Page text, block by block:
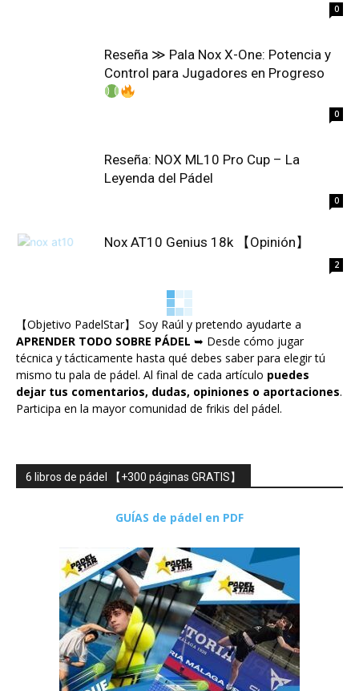
0
Reseña ≫ Pala Nox X-One: Potencia y
Control para Jugadores en Progreso
0
Reseña: NOX ML10 Pro Cup – La
Leyenda del Pádel
0
Nox AT10 Genius 18k 【Opinión】
2
【Objetivo PadelStar】 Soy Raúl y pretendo ayudarte a
APRENDER TODO SOBRE PÁDEL ➥ Desde cómo jugar
técnica y tácticamente hasta qué debes saber para elegir tú
mismo tu pala de pádel. Al final de cada artículo puedes
dejar tus comentarios, dudas, opiniones o aportaciones.
Participa en la mayor comunidad de frikis del pádel.
6 libros de pádel 【+300 páginas GRATIS】
GUÍAS de pádel en PDF